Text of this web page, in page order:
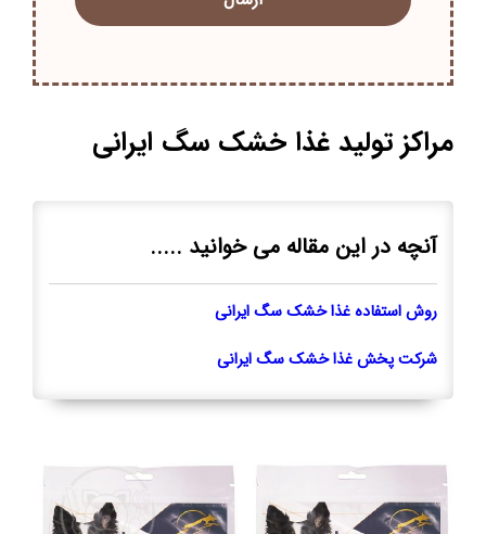
مراکز تولید غذا خشک سگ ایرانی
آنچه در این مقاله می خوانید .....
روش استفاده غذا خشک سگ ایرانی
شرکت پخش غذا خشک سگ ایرانی